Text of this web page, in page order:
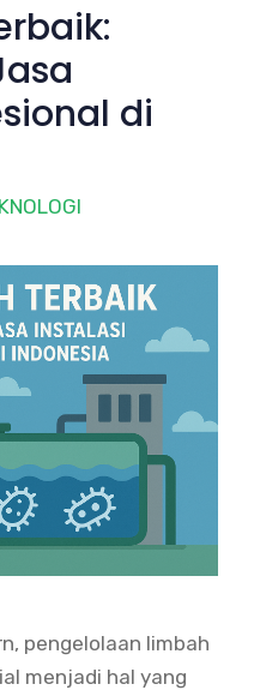
di
pengelolaan limbah
menjadi hal yang